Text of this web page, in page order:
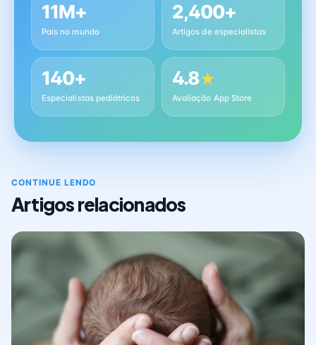
11M+
Pais no mundo
2,400+
Artigos de especialistas
140+
Especialistas pediátricos
4.8★
Avaliação App Store
CONTINUE LENDO
Artigos relacionados